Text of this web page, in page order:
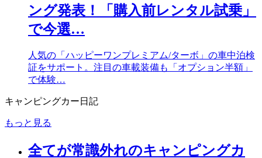
ング発表！「購入前レンタル試乗」
で今選…
人気の「ハッピーワンプレミアム/ターボ」の車中泊検
証をサポート。注目の車載装備も「オプション半額」
で体験…
キャンピングカー日記
もっと見る
全てが常識外れのキャンピングカ